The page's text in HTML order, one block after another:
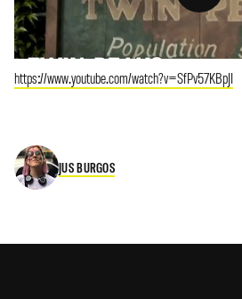
https://www.youtube.com/watch?v=SfPv57KBpJI
JUS BURGOS